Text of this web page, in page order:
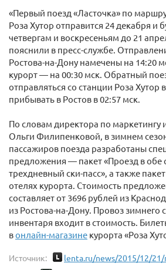
«Первый поезд «Ласточка» по
Роза Хутор отправится 24 декабря и
четвергам и воскресеньям до 21
пояснили в пресс-службе.
Ростова-на-Дону намечены на 14:20
курорт — на 00:30 мск. Обратный
отправляться со станции Роза Хутор
прибывать в Ростов в 02:57 мск.
По словам директора по маркетингу
Ольги Филипенковой, в зимнем
пассажиров поезда разработаны
предложения — пакет «Проезд в обе
трехдневный ски-пасс», а также
отелях курорта. Стоимость
составляет от 3696 рублей из
из Ростова-на-Дону. Провоз зимнего
инвентаря входит в стоимость.
вонлайн-магазине курорта «Роза
Источник: lenta.ru/news/2015/12/21/